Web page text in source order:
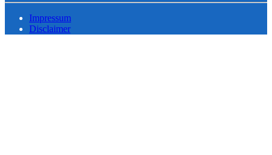
Impressum
Disclaimer